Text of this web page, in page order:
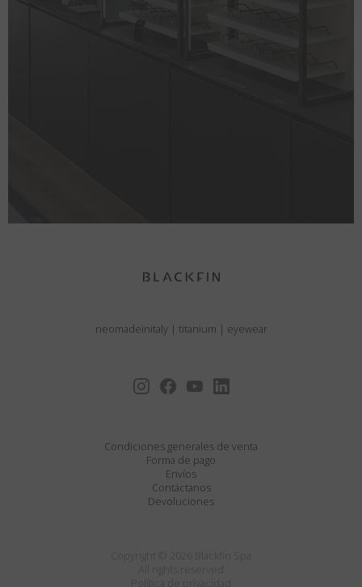
neomadeinitaly | titanium | eyewear
Condiciones generales de venta
Forma de pago
Envíos
Contáctanos
Devoluciones